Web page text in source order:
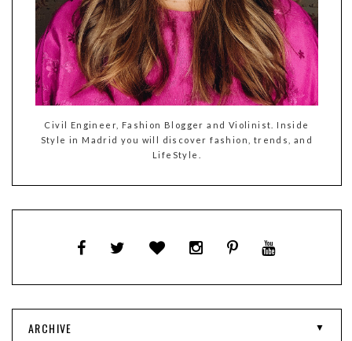
Civil Engineer, Fashion Blogger and Violinist. Inside
Style in Madrid you will discover fashion, trends, and
LifeStyle.
ARCHIVE